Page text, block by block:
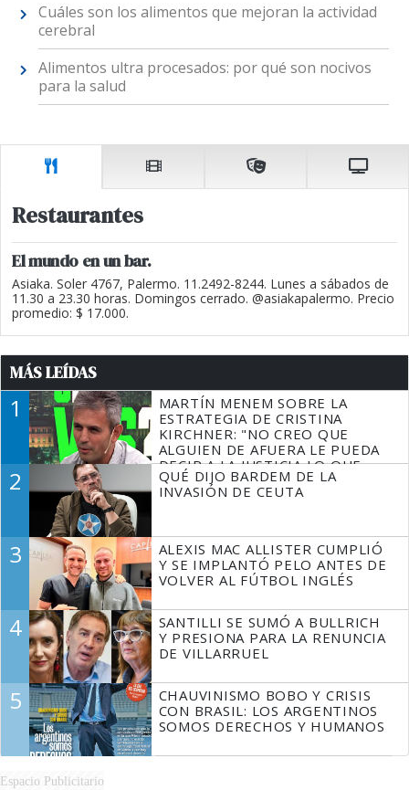
Cuáles son los alimentos que mejoran la actividad
cerebral
Alimentos ultra procesados: por qué son nocivos
para la salud
Restaurantes
El mundo en un bar.
Asiaka. Soler 4767, Palermo. 11.2492-8244. Lunes a sábados de
11.30 a 23.30 horas. Domingos cerrado. @asiakapalermo. Precio
promedio: $ 17.000.
MÁS LEÍDAS
1
MARTÍN MENEM SOBRE LA
ESTRATEGIA DE CRISTINA
KIRCHNER: "NO CREO QUE
ALGUIEN DE AFUERA LE PUEDA
DECIR A LA JUSTICIA LO QUE
TIENE QUE HACER"
2
QUÉ DIJO BARDEM DE LA
INVASIÓN DE CEUTA
3
ALEXIS MAC ALLISTER CUMPLIÓ
Y SE IMPLANTÓ PELO ANTES DE
VOLVER AL FÚTBOL INGLÉS
4
SANTILLI SE SUMÓ A BULLRICH
Y PRESIONA PARA LA RENUNCIA
DE VILLARRUEL
5
CHAUVINISMO BOBO Y CRISIS
CON BRASIL: LOS ARGENTINOS
SOMOS DERECHOS Y HUMANOS
Espacio Publicitario